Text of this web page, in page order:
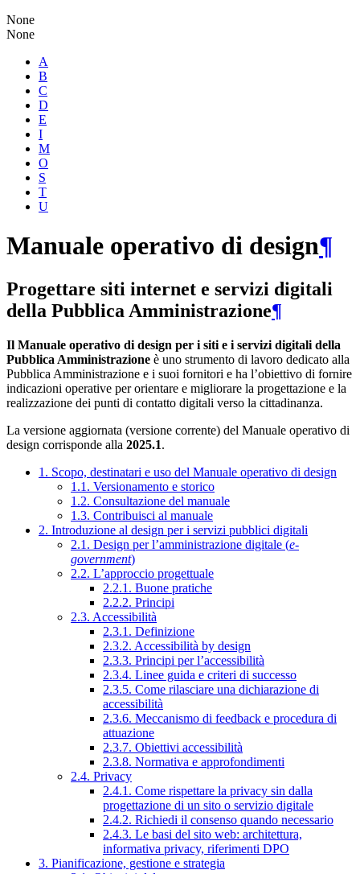
None
None
A
B
C
D
E
I
M
O
S
T
U
Manuale operativo di design¶
Progettare siti internet e servizi digitali
della Pubblica Amministrazione¶
Il Manuale operativo di design per i siti e i servizi digitali della
Pubblica Amministrazione è uno strumento di lavoro dedicato alla
Pubblica Amministrazione e i suoi fornitori e ha l’obiettivo di fornire
indicazioni operative per orientare e migliorare la progettazione e la
realizzazione dei punti di contatto digitali verso la cittadinanza.
La versione aggiornata (versione corrente) del Manuale operativo di
design corrisponde alla 2025.1.
1. Scopo, destinatari e uso del Manuale operativo di design
1.1. Versionamento e storico
1.2. Consultazione del manuale
1.3. Contribuisci al manuale
2. Introduzione al design per i servizi pubblici digitali
2.1. Design per l’amministrazione digitale (e-
government)
2.2. L’approccio progettuale
2.2.1. Buone pratiche
2.2.2. Principi
2.3. Accessibilità
2.3.1. Definizione
2.3.2. Accessibilità by design
2.3.3. Principi per l’accessibilità
2.3.4. Linee guida e criteri di successo
2.3.5. Come rilasciare una dichiarazione di
accessibilità
2.3.6. Meccanismo di feedback e procedura di
attuazione
2.3.7. Obiettivi accessibilità
2.3.8. Normativa e approfondimenti
2.4. Privacy
2.4.1. Come rispettare la privacy sin dalla
progettazione di un sito o servizio digitale
2.4.2. Richiedi il consenso quando necessario
2.4.3. Le basi del sito web: architettura,
informativa privacy, riferimenti DPO
3. Pianificazione, gestione e strategia